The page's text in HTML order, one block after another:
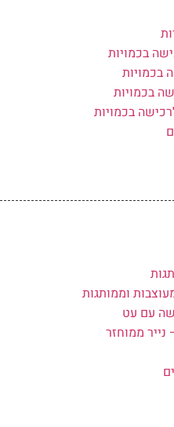
בכמויות
בכמויות
בכמויות
בכמויות
וממותגות
עם עט
ממוחזר